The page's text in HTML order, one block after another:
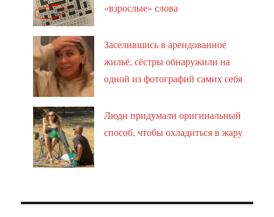
«взрослые» слова
Заселившись в арендованное
жильё, сёстры обнаружили на
одной из фотографий самих себя
Люди придумали оригинальный
способ, чтобы охладиться в жару